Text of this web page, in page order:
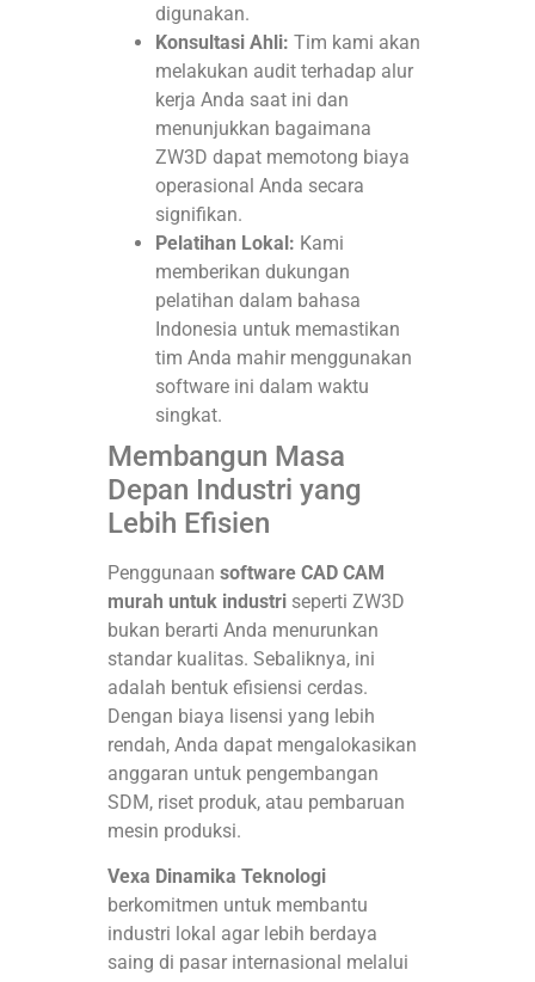
digunakan.
Konsultasi Ahli: Tim kami akan
melakukan audit terhadap alur
kerja Anda saat ini dan
menunjukkan bagaimana
ZW3D dapat memotong biaya
operasional Anda secara
signifikan.
Pelatihan Lokal: Kami
memberikan dukungan
pelatihan dalam bahasa
Indonesia untuk memastikan
tim Anda mahir menggunakan
software ini dalam waktu
singkat.
Membangun Masa
Depan Industri yang
Lebih Efisien
Penggunaan software CAD CAM
murah untuk industriseperti ZW3D
bukan berarti Anda menurunkan
standar kualitas. Sebaliknya, ini
adalah bentuk efisiensi cerdas.
Dengan biaya lisensi yang lebih
rendah, Anda dapat mengalokasikan
anggaran untuk pengembangan
SDM, riset produk, atau pembaruan
mesin produksi.
Vexa Dinamika Teknologi
berkomitmen untuk membantu
industri lokal agar lebih berdaya
saing di pasar internasional melalui